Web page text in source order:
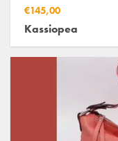
€145,00
Kassiopea